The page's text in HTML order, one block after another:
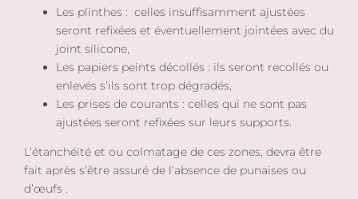
Les plinthes : celles insuffisamment ajustées
seront refixées et éventuellement jointées avec du
joint silicone,
Les papiers peints décollés : ils seront recollés ou
enlevés s’ils sont trop dégradés,
Les prises de courants : celles qui ne sont pas
ajustées seront refixées sur leurs supports.
L’étanchéité et ou colmatage de ces zones, devra être
fait après s’être assuré de l’absence de punaises ou
d’œufs .